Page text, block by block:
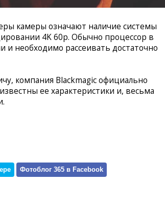
камеры означают наличие системы
4K 60p. Обычно процессор в
и необходимо рассеивать достаточно
компания Blackmagic официально
ее характеристики и, весьма
Фотоблог 365 в Facebook